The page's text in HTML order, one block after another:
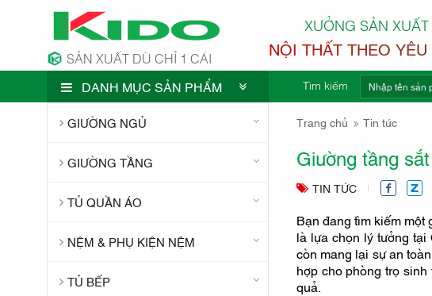
SẢN XUẤT DÙ CHỈ 1 CÁI
XƯỞNG SẢN XUẤT
NỘI THẤT THEO YÊU
DANH MỤC SẢN PHẨM Tìm kiếm
CÔNG TY
GIƯỜNG NGỦ
GIƯỜNG TẦNG
TỦ QUẦN ÁO
NỆM & PHỤ KIỆN NỆM
TỦ BẾP
Trang chủ Tin tức
Giường tầng
TIN TỨC
Bạn đang tìm kiếm một
là lựa chọn lý tưởng tại
còn mang lại sự an
hợp cho phòng trọ
quả.